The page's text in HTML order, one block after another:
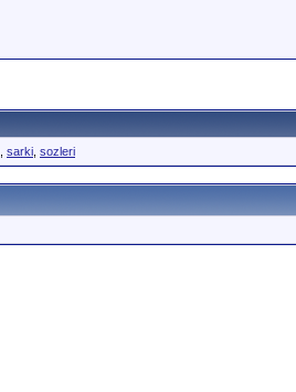
sarki sozleri